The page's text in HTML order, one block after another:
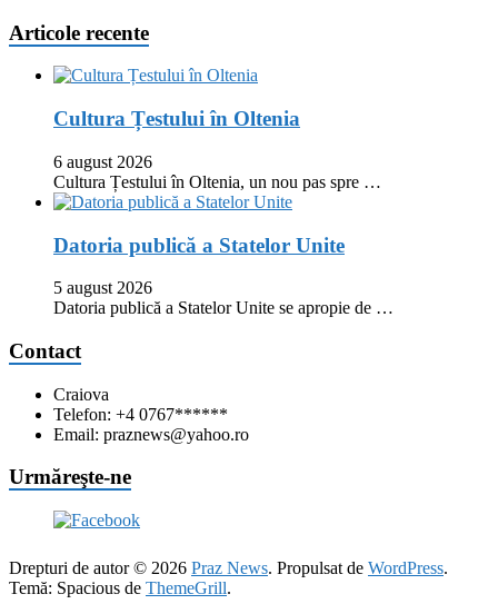
Articole recente
Cultura Țestului în Oltenia
6 august 2026
Cultura Țestului în Oltenia, un nou pas spre …
Datoria publică a Statelor Unite
5 august 2026
Datoria publică a Statelor Unite se apropie de …
Contact
Craiova
Telefon: +4 0767******
Email: praznews@yahoo.ro
Urmăreşte-ne
Drepturi de autor © 2026 Praz News. Propulsat de WordPress.
Temă: Spacious de ThemeGrill.